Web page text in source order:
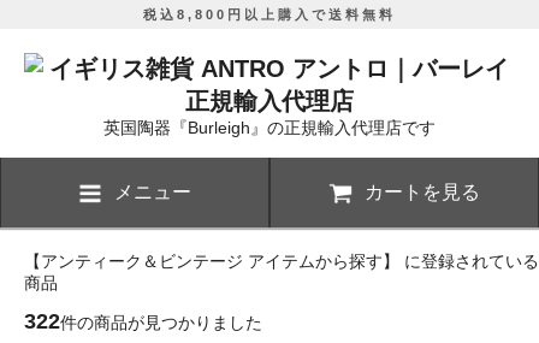
税込8,800円以上購入で送料無料
英国陶器『Burleigh』の正規輸入代理店です
メニュー カートを見る
【アンティーク＆ビンテージ アイテムから探す】 に登録されている
商品
322件の商品が見つかりました